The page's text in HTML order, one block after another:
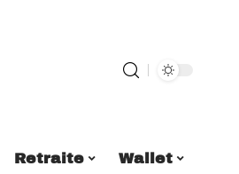
Retraite Wallet